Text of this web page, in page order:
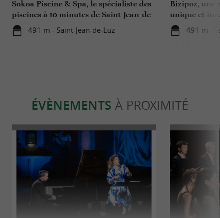
Sokoa Piscine & Spa, le spécialiste des
piscines à 10 minutes de Saint-Jean-de-
Luz
491 m - Saint-Jean-de-Luz
Bizipoz, une
unique et
côte basque
491 m -
ÉVÈNEMENTS À PROXIMITÉ